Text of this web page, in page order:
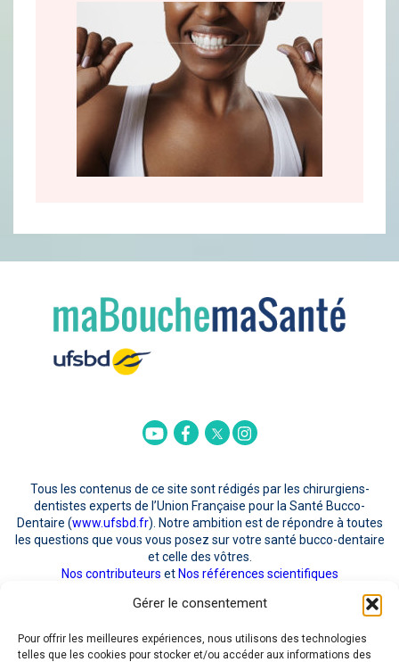
Gérer le consentement
Pour offrir les meilleures expériences, nous utilisons des technologies
telles que les cookies pour stocker et/ou accéder aux informations des
YoutubeFacebookTwitterInstagram
Tous les contenus de ce site sont rédigés par les chirurgiens-
dentistes experts de l’Union Française pour la Santé Bucco-
Dentaire (www.ufsbd.fr). Notre ambition est de répondre à toutes
les questions que vous vous posez sur votre santé bucco-dentaire
et celle des vôtres.
Nos contributeurs et Nos références scientifiques
POUR NOUS CONTACTER